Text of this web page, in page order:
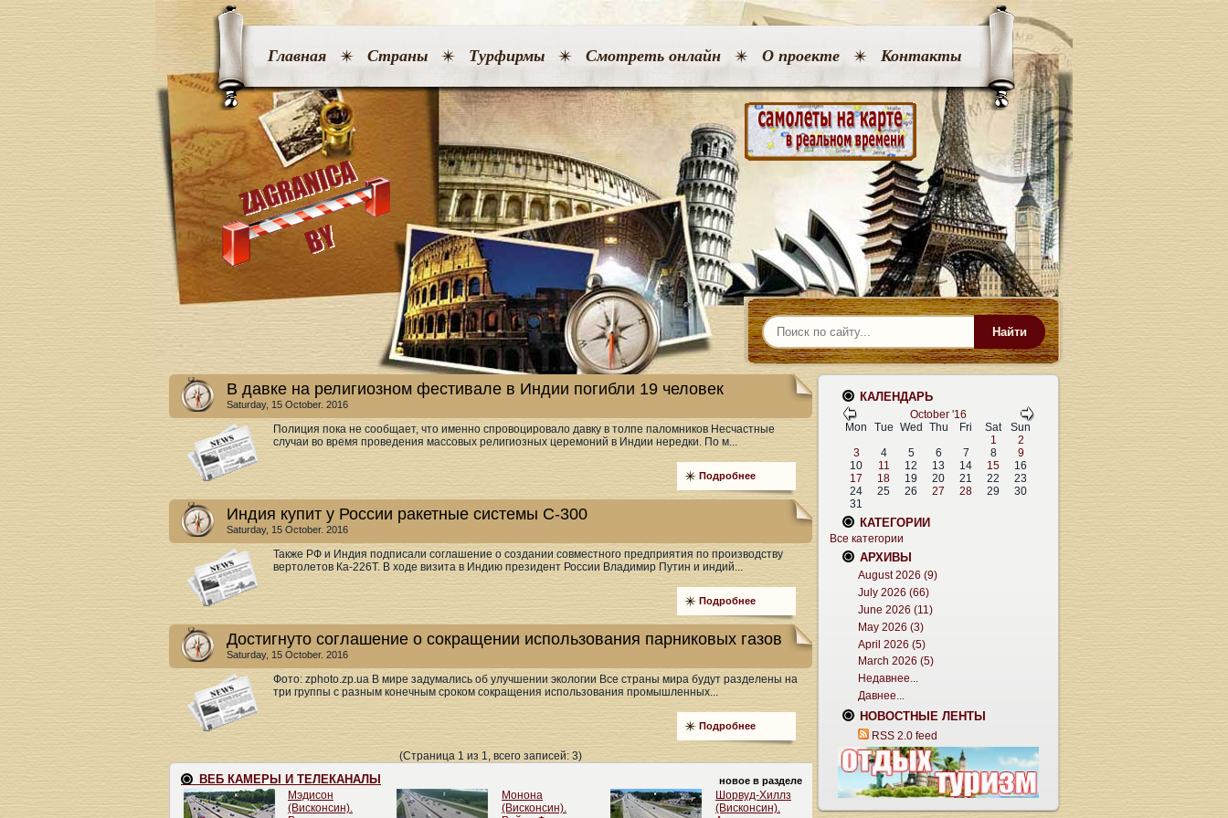
Главная Страны Турфирмы Смотреть онлайн О проекте Контакты
Найти
В давке на религиозном фестивале в Индии погибли 19 человек
Saturday, 15 October. 2016
Полиция пока не сообщает, что именно спровоцировало давку в толпе паломников Несчастные
случаи во время проведения массовых религиозных церемоний в Индии нередки. По м...
Подробнее
Индия купит у России ракетные системы С-300
Saturday, 15 October. 2016
Также РФ и Индия подписали соглашение о создании совместного предприятия по производству
вертолетов Ка-226Т. В ходе визита в Индию президент России Владимир Путин и индий...
Подробнее
Достигнуто соглашение о сокращении использования парниковых газов
Saturday, 15 October. 2016
Фото: zphoto.zp.ua В мире задумались об улучшении экологии Все страны мира будут разделены на
три группы с разным конечным сроком сокращения использования промышленных...
Подробнее
(Страница 1 из 1, всего записей: 3)
КАЛЕНДАРЬ
October '16
Mon
Tue Wed Thu Fri Sat
Sun
1
2
3
4 5 6 7 8
9
10
11 12 13 14 15
16
17
18 19 20 21 22
23
24
25 26 27 28 29
30
31
КАТЕГОРИИ
Все категории
АРХИВЫ
August 2026 (9)
July 2026 (66)
June 2026 (11)
May 2026 (3)
April 2026 (5)
March 2026 (5)
Недавнее...
Давнее...
НОВОСТНЫЕ ЛЕНТЫ
RSS 2.0 feed